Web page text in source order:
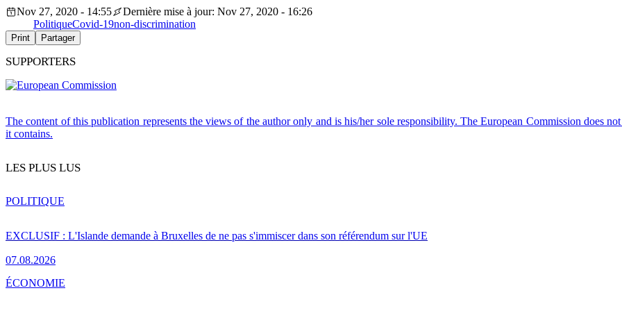
Nov 27, 2020 - 14:55
Dernière mise à jour: Nov 27, 2020 - 16:26
PolitiqueCovid-19non-discrimination
Print Partager
SUPPORTERS
The content of this publication represents the views of the author only and is his/her sole responsibility. The European Commission does
it contains.
LES PLUS LUS
EXCLUSIF : L'Islande demande à Bruxelles de ne pas s'immiscer dans son référendum sur l'UE
07.08.2026
POLITIQUE
ÉCONOMIE